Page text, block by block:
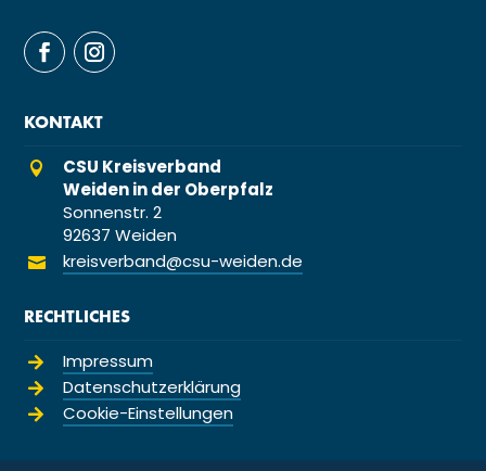
KONTAKT

CSU Kreisverband
Weiden in der Oberpfalz
Sonnenstr. 2
92637 Weiden
 kreisverband@csu-weiden.de
RECHTLICHES
 Impressum
 Datenschutzerklärung
 Cookie-Einstellungen